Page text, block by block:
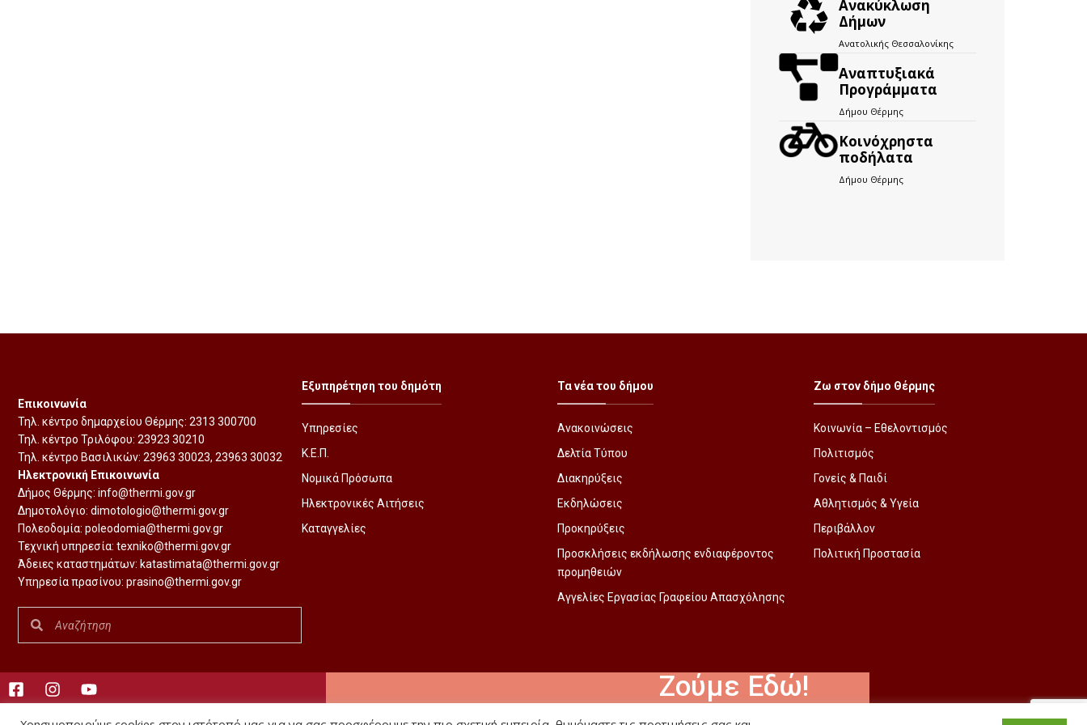
Ανακύκλωση
Δήμων
Ανατολικής Θεσσαλονίκης
Αναπτυξιακά
Προγράμματα
Δήμου Θέρμης
Kοινόχρηστα
ποδήλατα
Δήμου Θέρμης
Επικοινωνία
Τηλ. κέντρο δημαρχείου Θέρμης: 2313 300700
Τηλ. κέντρο Τριλόφου: 23923 30210
Τηλ. κέντρο Βασιλικών: 23963 30023, 23963 30032
Ηλεκτρονική Επικοινωνία
Δήμος Θέρμης: info@thermi.gov.gr
Δημοτολόγιο: dimotologio@thermi.gov.gr
Πολεοδομία: poleodomia@thermi.gov.gr
Τεχνική υπηρεσία: texniko@thermi.gov.gr
Άδειες καταστημάτων: katastimata@thermi.gov.gr
Υπηρεσία πρασίνου: prasino@thermi.gov.gr
Εξυπηρέτηση του δημότη
Υπηρεσίες
Κ.Ε.Π.
Νομικά Πρόσωπα
Ηλεκτρονικές Αιτήσεις
Καταγγελίες
Τα νέα του δήμου
Ανακοινώσεις
Δελτία Τύπου
Διακηρύξεις
Εκδηλώσεις
Προκηρύξεις
Προσκλήσεις εκδήλωσης ενδιαφέροντος
προμηθειών
Αγγελίες Εργασίας Γραφείου Απασχόλησης
Ζω στον δήμο Θέρμης
Κοινωνία – Εθελοντισμός
Πολιτισμός
Γονείς & Παιδί
Αθλητισμός & Υγεία
Περιβάλλον
Πολιτική Προστασία
Ζούμε Εδώ!